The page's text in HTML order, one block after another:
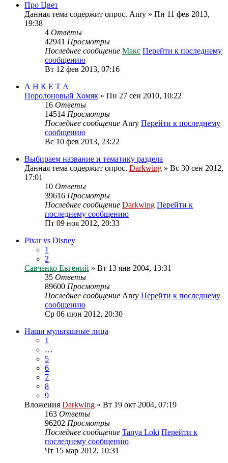
Про Цвет
Данная тема содержит опрос. Anry » Пн 11 фев 2013,
19:38
4 Ответы
42941 Просмотры
Последнее сообщение Макс Перейти к последнему
сообщению
Вт 12 фев 2013, 07:16
А Н К Е Т А
Поролоновый Хомяк » Пн 27 сен 2010, 10:22
16 Ответы
14514 Просмотры
Последнее сообщение Anry Перейти к последнему
сообщению
Вс 10 фев 2013, 23:22
Выбираем название и тематику раздела
Данная тема содержит опрос. Darkwing » Вс 30 сен 2012,
17:01
10 Ответы
39616 Просмотры
Последнее сообщение Darkwing Перейти к
последнему сообщению
Пт 09 ноя 2012, 20:33
Pixar vs Disney
1
2
Савченко Евгений » Вт 13 янв 2004, 13:31
35 Ответы
89600 Просмотры
Последнее сообщение Anry Перейти к последнему
сообщению
Ср 06 июн 2012, 20:30
Наши мультяшные лица
1
…
5
6
7
8
9
Вложения Darkwing » Вт 19 окт 2004, 07:19
163 Ответы
96202 Просмотры
Последнее сообщение Tanya Loki Перейти к
последнему сообщению
Чт 15 мар 2012, 10:31